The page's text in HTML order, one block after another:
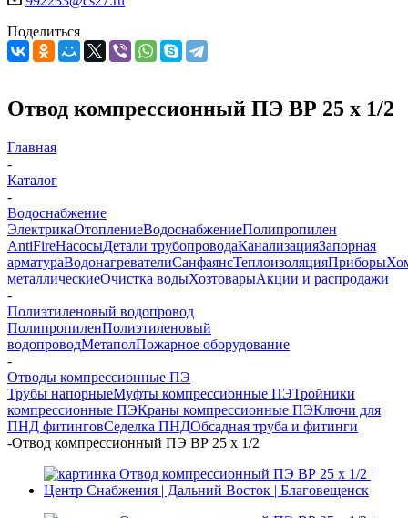
Поделиться
Отвод компрессионный ПЭ ВР 25 х 1/2
Главная
-
Каталог
-
Водоснабжение
ЭлектрикаОтоплениеВодоснабжениеПолипропилен
AntiFireНасосыДетали трубопроводаКанализацияЗапорная
арматураВодонагревателиСанфаянсТеплоизоляцияПриборы
металлическиеОчистка водыХозтоварыАкции и распродажи
-
Полиэтиленовый водопровод
ПолипропиленПолиэтиленовый
водопроводМетаполПожарное оборудование
-
Отводы компрессионные ПЭ
Трубы напорныеМуфты компрессионные ПЭТройники
компрессионные ПЭКраны компрессионные ПЭКлючи для
ПНД фитинговСеделка ПНДОбсадная труба и фитинги
-Отвод компрессионный ПЭ ВР 25 х 1/2